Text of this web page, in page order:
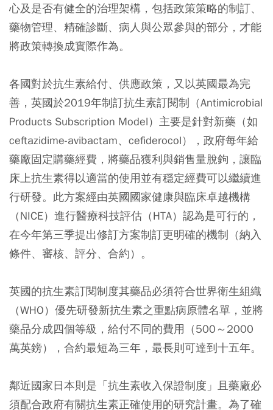
心及是否有健全的治理架構，包括政策策略的制訂、
藥物管理、精確診斷、病人與公眾參與的部分，才能
將政策轉換成實際作為。
各國對於抗生素給付、供應政策，又以英國最為完
善，英國於2019年制訂抗生素訂閱制（Antimicrobial
Products Subscription Model）主要是針對新藥（如
ceftazidime-avibactam、cefiderocol），政府每年給
藥廠固定購藥經費，將藥品獲利與銷售量脫鉤，讓臨
床上抗生素得以適當的使用並有穩定經費可以繼續進
行研發。此方案經由英國國家健康與臨床卓越機構
（NICE）進行醫療科技評估（HTA）認為是可行的，
在今年第三季提出修訂方案制訂更明確的機制（納入
條件、審核、評分、合約）。
英國的抗生素訂閱制度其藥品必須符合世界衛生組織
（WHO）優先研發新抗生素之重點病原體名單，並將
藥品分成四個等級，給付不同的費用（500～2000
萬英鎊），合約最短為三年，最長則可達到十五年。
鄰近國家日本則是「抗生素收入保證制度」且藥廠必
須配合政府有關抗生素正確使用的研究計畫。為了確